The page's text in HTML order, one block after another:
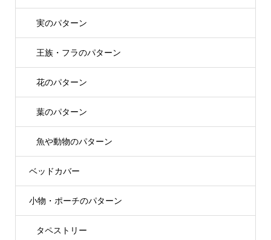
実のパターン
王族・フラのパターン
花のパターン
葉のパターン
魚や動物のパターン
ベッドカバー
小物・ポーチのパターン
タペストリー